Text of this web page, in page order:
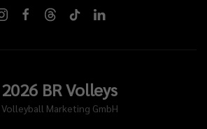
2026BR Volleys
Volleyball Marketing GmbH